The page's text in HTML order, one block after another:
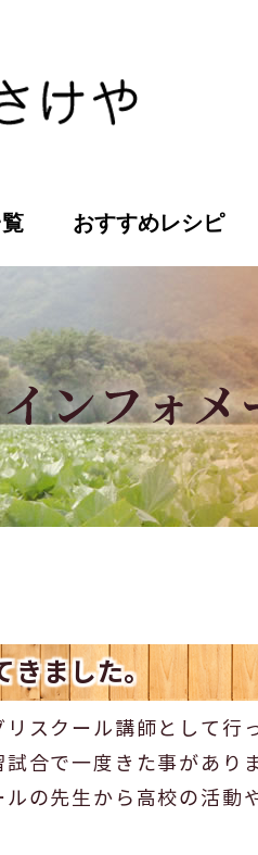
おすすめレシピ
きました。
スクール講師として行
合で一度きた事があり
の先生から高校の活動